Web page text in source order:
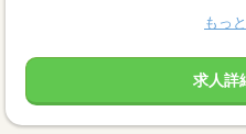
もっ
求人詳